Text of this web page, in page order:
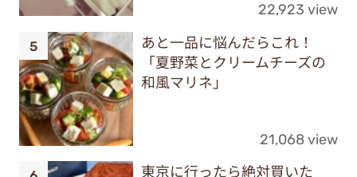
22,923 view
あと一品に悩んだらこれ！
「夏野菜とクリームチーズの
和風マリネ」
21,068 view
東京に行ったら絶対買いた